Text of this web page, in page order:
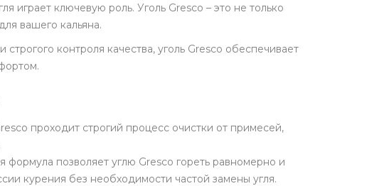
играет ключевую роль. Уголь Gresco – это не только
вашего кальяна.
контроля качества, уголь Gresco обеспечивает
проходит строгий процесс очистки от примесей,
формула позволяет углю Gresco гореть равномерно и
курения без необходимости частой замены угля.